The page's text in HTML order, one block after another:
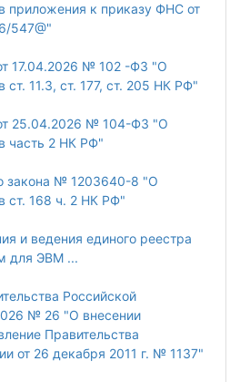
приложения к приказу ФНС от
547@"
17.04.2026 № 102 -ФЗ "О
ст. 11.3, ст. 177, ст. 205 НК РФ"
25.04.2026 № 104-ФЗ "О
часть 2 НК РФ"
закона № 1203640-8 "О
ст. 168 ч. 2 НК РФ"
и ведения единого реестра
для ЭВМ ...
Российской
№ 26 "О внесении
Правительства
от 26 декабря 2011 г. № 1137"